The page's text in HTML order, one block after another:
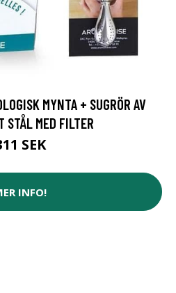
MYNTA + SUGRÖR AV
STÅL MED FILTER
SEK
INFO!